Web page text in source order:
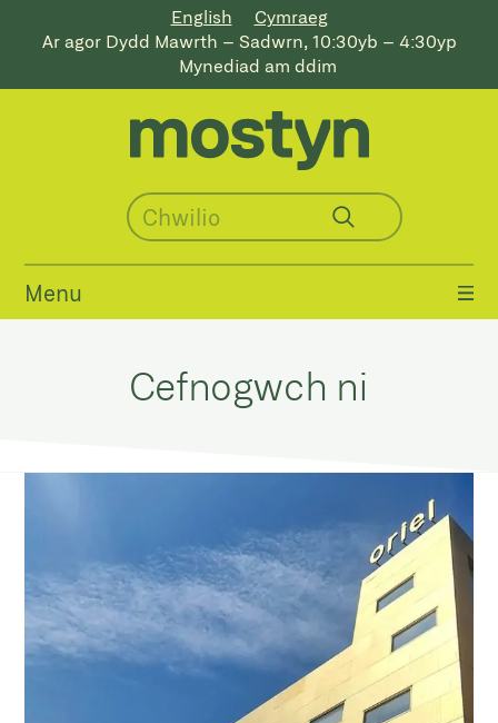
English
Cymraeg
Ar agor Dydd Mawrth – Sadwrn, 10:30yb – 4:30yp
Mynediad am ddim
Menu
Cefnogwch ni